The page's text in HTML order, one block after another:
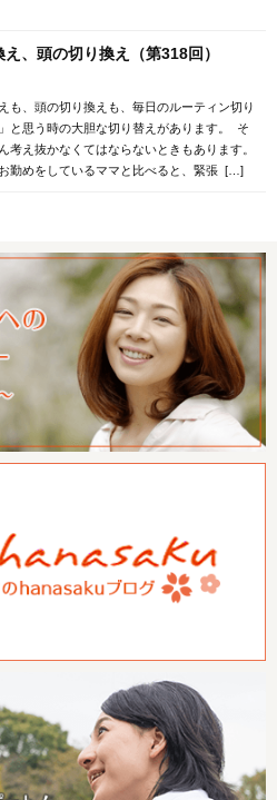
、頭の切り換え（第318回）
も、頭の切り換えも、毎日のルーティン切り
と思う時の大胆な切り替えがあります。 そ
考え抜かなくてはならないときもあります。
勤めをしているママと比べると、緊張 […]